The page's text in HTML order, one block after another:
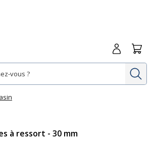
Me
à ressort - 30 mm